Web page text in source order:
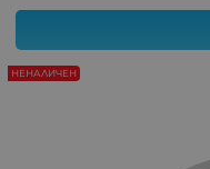
НЕНАЛИЧЕН